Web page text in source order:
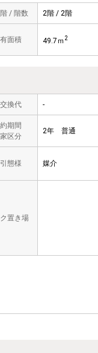
/ 階数 2階 / 2階
面積 49.7ｍ2
換代 -
期間
区分
2年 普通
態様 媒介
置き場